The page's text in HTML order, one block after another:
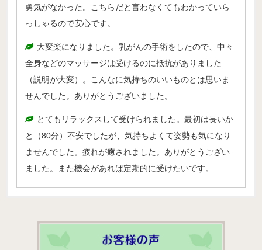
勇気がなかった。こちらだと言わなくてもわかっていら
っしゃるので安心です。
大変楽になりました。乳がんの手術をしたので、中々
全身などのマッサージは受けるのに抵抗がありました
（説明が大変）。こんなに気持ちのいいものとは思いま
せんでした。ありがとうございました。
とてもリラックスして受けられました。最初は長いか
と（80分）不安でしたが、気持ちよくて姿勢も気になり
ませんでした。疲れが癒されました。ありがとうござい
ました。また機会があれば定期的に受けたいです。
（Aさん 20代女性）